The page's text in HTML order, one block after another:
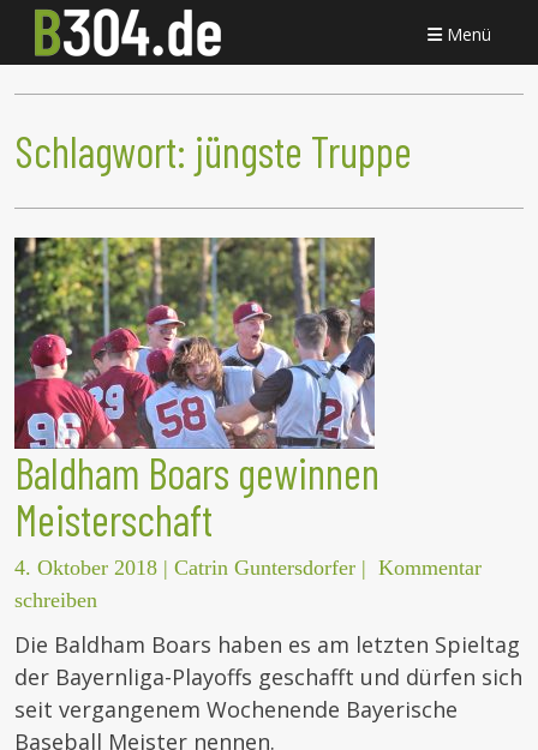
Menü
Schlagwort: jüngste Truppe
Baldham Boars gewinnen
Meisterschaft
4. Oktober 2018 | Catrin Guntersdorfer | Kommentar
schreiben
Die Baldham Boars haben es am letzten Spieltag
der Bayernliga-Playoffs geschafft und dürfen sich
seit vergangenem Wochenende Bayerische
Baseball Meister nennen.